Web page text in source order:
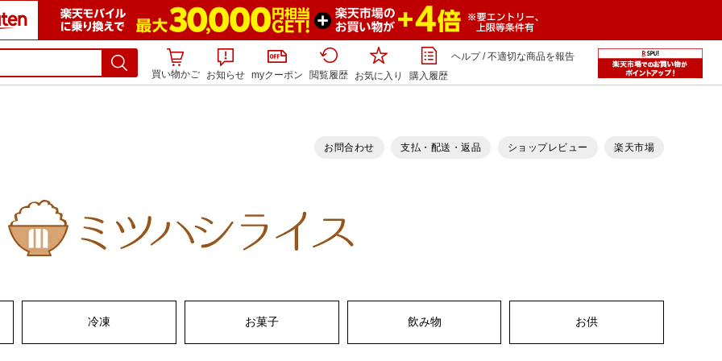
買い物かご お知らせ myクーポン 閲覧履歴 お気に入り 購入履歴
ヘルプ/不適切な商品を報告